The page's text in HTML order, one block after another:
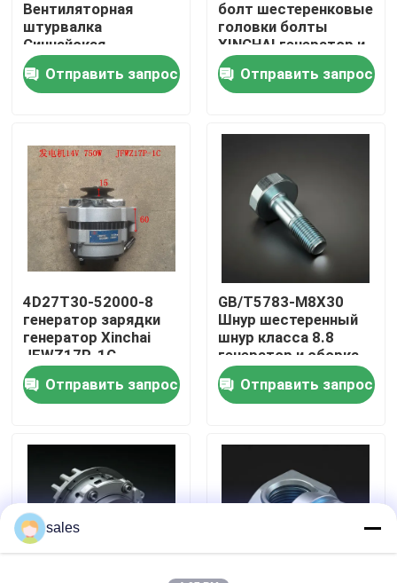
Домой
Видеозаписи
О нас
Экскурсия по заводу
Контроль качества
Свяжитесь с нами
Сборка двигателя
Вентиляторная
штурвалка
Синчайская
штурвалка с
генератором пояса
Отправить запрос
болт шестеренковые
головки болты
XINCHAI генератор и
ремень сборки
Отправить запрос
4D27T30-52000-8
генератор зарядки
генератор Xinchai
JFWZ17P-1C
Отправить запрос
GB/T5783-M8X30
Шнур шестеренный
шнур класса 8.8
генератор и сборка
ремня
Отправить запрос
sales